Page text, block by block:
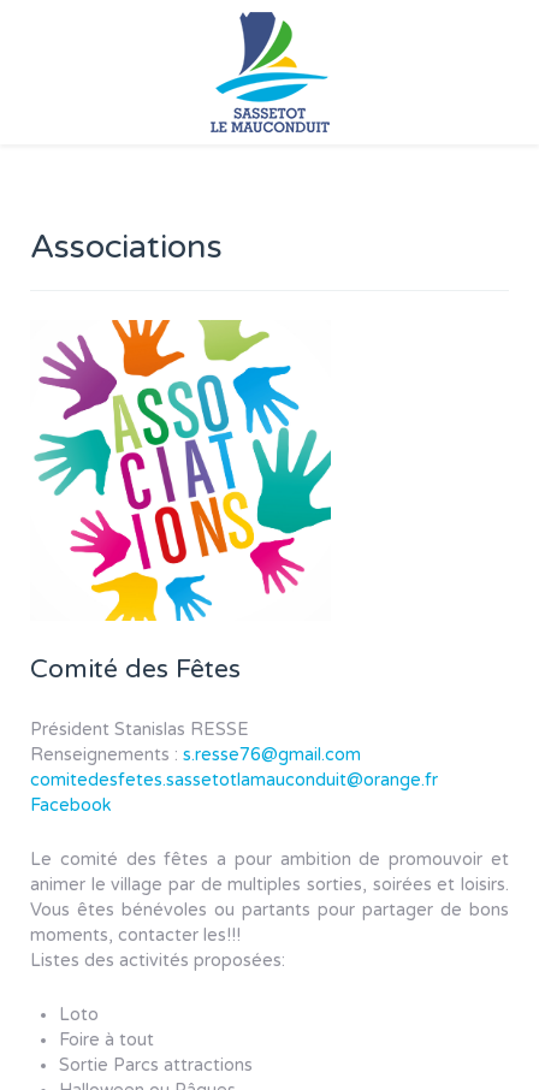
En poursuivant votre
navigation sur ce site, vous
acceptez notre politique de
confidentialité.
Associations
Comité des Fêtes
Président Stanislas RESSE
Renseignements : s.resse76@gmail.com
comitedesfetes.sassetotlamauconduit@orange.fr
Facebook
Le comité des fêtes a pour ambition de promouvoir et
animer le village par de multiples sorties, soirées et loisirs.
Vous êtes bénévoles ou partants pour partager de bons
moments, contacter les!!!
Listes des activités proposées:
Loto
Foire à tout
Sortie Parcs attractions